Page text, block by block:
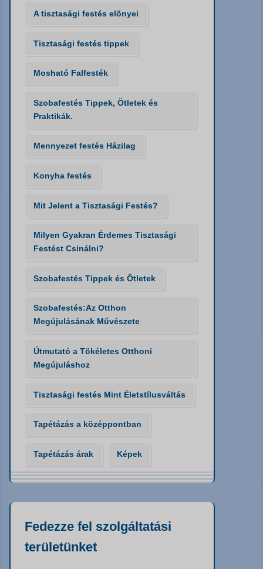
A tisztasági festés elönyei
Tisztasági festés tippek
Mosható Falfesték
Szobafestés Tippek, Ötletek és
Praktikák.
Mennyezet festés Házilag
Konyha festés
Mit Jelent a Tisztasági Festés?
Milyen Gyakran Érdemes Tisztasági
Festést Csinálni?
Szobafestés Tippek és Ötletek
Szobafestés:Az Otthon
Megújulásának Művészete
Útmutató a Tökéletes Otthoni
Megújuláshoz
Tisztasági festés Mint Életstílusváltás
Tapétázás a középpontban
Tapétázás árak Képek
Fedezze fel szolgáltatási
területünket